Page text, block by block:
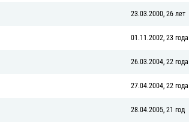
23.03.2000, 26 лет
01.11.2002, 23 года
26.03.2004, 22 года
27.04.2004, 22 года
28.04.2005, 21 год